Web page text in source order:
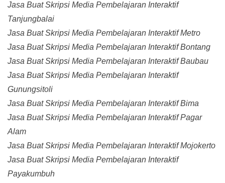
Jasa Buat Skripsi Media Pembelajaran Interaktif
Tanjungbalai
Jasa Buat Skripsi Media Pembelajaran Interaktif Metro
Jasa Buat Skripsi Media Pembelajaran Interaktif Bontang
Jasa Buat Skripsi Media Pembelajaran Interaktif Baubau
Jasa Buat Skripsi Media Pembelajaran Interaktif
Gunungsitoli
Jasa Buat Skripsi Media Pembelajaran Interaktif Bima
Jasa Buat Skripsi Media Pembelajaran Interaktif Pagar
Alam
Jasa Buat Skripsi Media Pembelajaran Interaktif Mojokerto
Jasa Buat Skripsi Media Pembelajaran Interaktif
Payakumbuh